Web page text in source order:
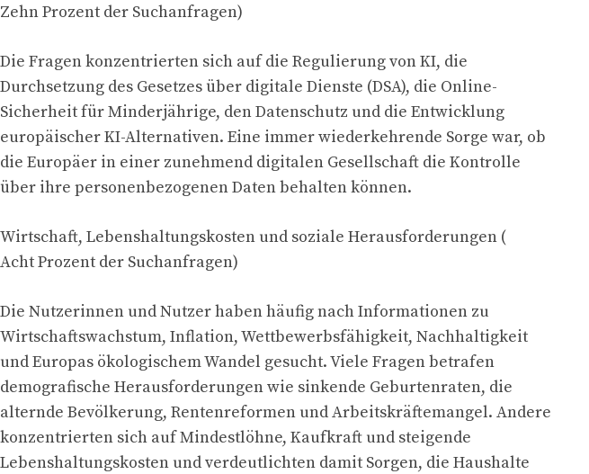
Zehn Prozent der Suchanfragen)
Die Fragen konzentrierten sich auf die Regulierung von KI, die
Durchsetzung des Gesetzes über digitale Dienste (DSA), die Online-
Sicherheit für Minderjährige, den Datenschutz und die Entwicklung
europäischer KI-Alternativen. Eine immer wiederkehrende Sorge war, ob
die Europäer in einer zunehmend digitalen Gesellschaft die Kontrolle
über ihre personenbezogenen Daten behalten können.
Wirtschaft, Lebenshaltungskosten und soziale Herausforderungen (
Acht Prozent der Suchanfragen)
Die Nutzerinnen und Nutzer haben häufig nach Informationen zu
Wirtschaftswachstum, Inflation, Wettbewerbsfähigkeit, Nachhaltigkeit
und Europas ökologischem Wandel gesucht. Viele Fragen betrafen
demografische Herausforderungen wie sinkende Geburtenraten, die
alternde Bevölkerung, Rentenreformen und Arbeitskräftemangel. Andere
konzentrierten sich auf Mindestlöhne, Kaufkraft und steigende
Lebenshaltungskosten und verdeutlichten damit Sorgen, die Haushalte